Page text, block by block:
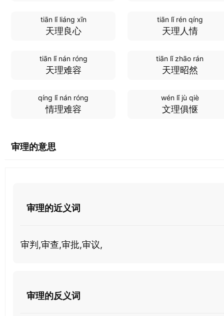
tiān lǐ liáng xīn
天理良心
tiān lǐ rén qíng
天理人情
tiān lǐ nán róng
天理难容
tiān lǐ zhāo rán
天理昭然
qíng lǐ nán róng
情理难容
wén lǐ jù qiè
文理俱惬
审理的意思
审理的近义词
审判,审查,审批,审议,
审理的反义词